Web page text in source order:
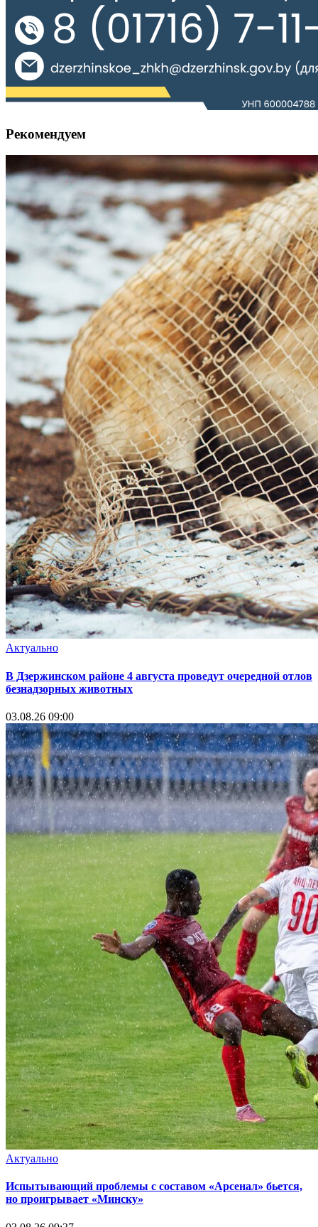
Рекомендуем
Актуально
В Дзержинском районе 4 августа проведут очередной отлов
безнадзорных животных
03.08.26 09:00
Актуально
Испытывающий проблемы с составом «Арсенал» бьется,
но проигрывает «Минску»